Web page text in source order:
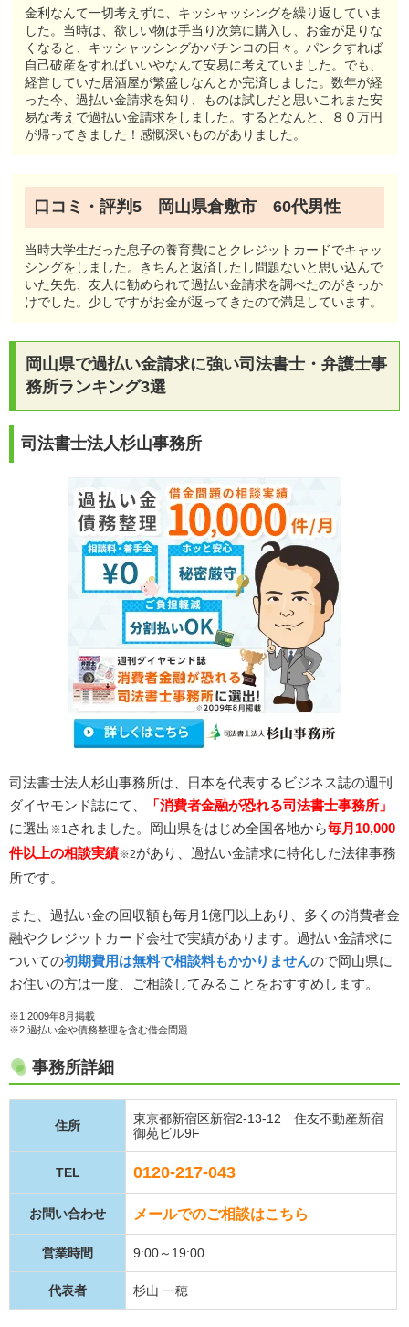
金利なんて一切考えずに、キッシャッシングを繰り返していま
した。当時は、欲しい物は手当り次第に購入し、お金が足りな
くなると、キッシャッシングかパチンコの日々。パンクすれば
自己破産をすればいいやなんて安易に考えていました。でも、
経営していた居酒屋が繁盛しなんとか完済しました。数年が経
った今、過払い金請求を知り、ものは試しだと思いこれまた安
易な考えで過払い金請求をしました。するとなんと、８０万円
が帰ってきました！感慨深いものがありました。
口コミ・評判5 岡山県倉敷市 60代男性
当時大学生だった息子の養育費にとクレジットカードでキャッ
シングをしました。きちんと返済したし問題ないと思い込んで
いた矢先、友人に勧められて過払い金請求を調べたのがきっか
けでした。少しですがお金が返ってきたので満足しています。
岡山県で過払い金請求に強い司法書士・弁護士事
務所ランキング3選
司法書士法人杉山事務所
司法書士法人杉山事務所は、日本を代表するビジネス誌の週刊
ダイヤモンド誌にて、
「消費者金融が恐れる司法書士事務所」
に選出 ※1 されました。岡山県をはじめ全国各地から毎月10,000
件以上の相談実績※2があり、過払い金請求に特化した法律事務
所です。
また、過払い金の回収額も毎月1億円以上あり、多くの消費者金
融やクレジットカード会社で実績があります。過払い金請求に
ついての初期費用は無料で相談料もかかりませんので岡山県に
お住いの方は一度、ご相談してみることをおすすめします。
※1 2009年8月掲載
※2 過払い金や債務整理を含む借金問題
事務所詳細
住所
東京都新宿区新宿2-13-12 住友不動産新宿
御苑ビル9F
TEL 0120-217-043
お問い合わせ メールでのご相談はこちら
営業時間 9:00～19:00
代表者 杉山 一穂